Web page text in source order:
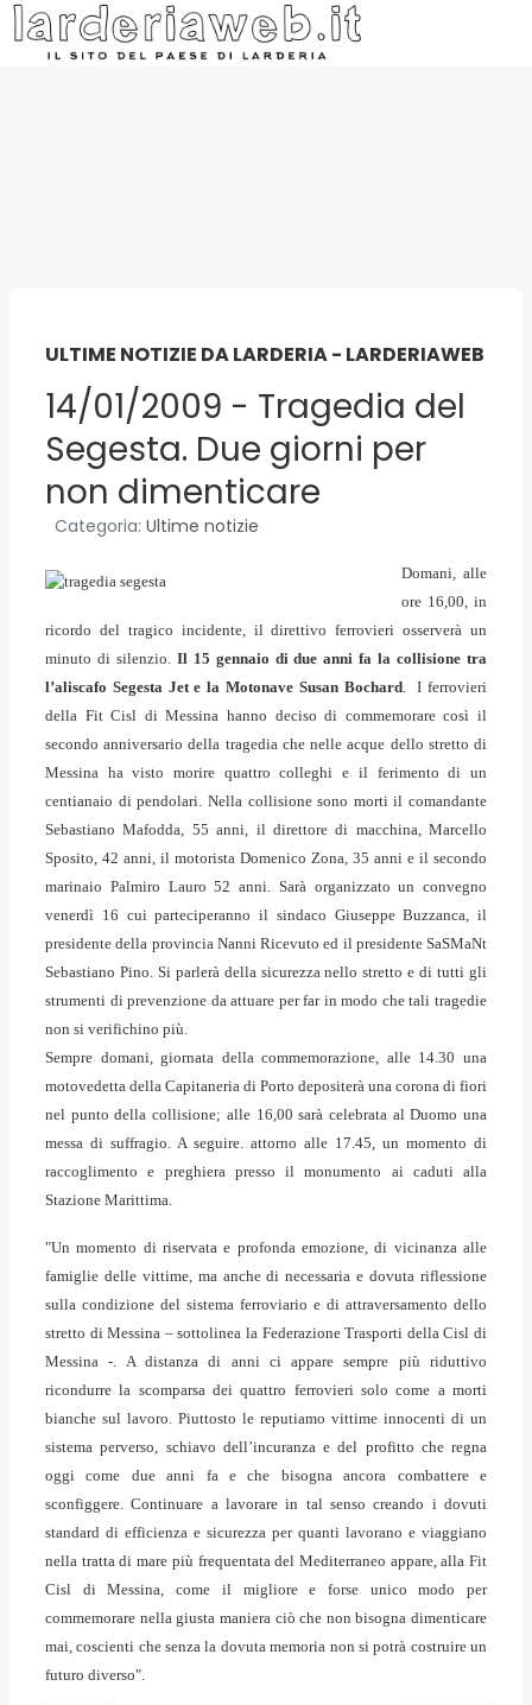
ULTIME NOTIZIE DA LARDERIA - LARDERIAWEB
14/01/2009 - Tragedia del
Segesta. Due giorni per
non dimenticare
Categoria: Ultime notizie
Domani, alle
ore 16,00, in
ricordo del tragico incidente, il direttivo ferrovieri osserverà un
minuto di silenzio. Il 15 gennaio di due anni fa la collisione tra
l’aliscafo Segesta Jet e la Motonave Susan Bochard. I ferrovieri
della Fit Cisl di Messina hanno deciso di commemorare così il
secondo anniversario della tragedia che nelle acque dello stretto di
Messina ha visto morire quattro colleghi e il ferimento di un
centianaio di pendolari. Nella collisione sono morti il comandante
Sebastiano Mafodda, 55 anni, il direttore di macchina, Marcello
Sposito, 42 anni, il motorista Domenico Zona, 35 anni e il secondo
marinaio Palmiro Lauro 52 anni. Sarà organizzato un convegno
venerdì 16 cui parteciperanno il sindaco Giuseppe Buzzanca, il
presidente della provincia Nanni Ricevuto ed il presidente SaSMaNt
Sebastiano Pino. Si parlerà della sicurezza nello stretto e di tutti gli
strumenti di prevenzione da attuare per far in modo che tali tragedie
non si verifichino più.
Sempre domani, giornata della commemorazione, alle 14.30 una
motovedetta della Capitaneria di Porto depositerà una corona di fiori
nel punto della collisione; alle 16,00 sarà celebrata al Duomo una
messa di suffragio. A seguire. attorno alle 17.45, un momento di
raccoglimento e preghiera presso il monumento ai caduti alla
Stazione Marittima.
"Un momento di riservata e profonda emozione, di vicinanza alle
famiglie delle vittime, ma anche di necessaria e dovuta riflessione
sulla condizione del sistema ferroviario e di attraversamento dello
stretto di Messina – sottolinea la Federazione Trasporti della Cisl di
Messina -. A distanza di anni ci appare sempre più riduttivo
ricondurre la scomparsa dei quattro ferrovieri solo come a morti
bianche sul lavoro. Piuttosto le reputiamo vittime innocenti di un
sistema perverso, schiavo dell’incuranza e del profitto che regna
oggi come due anni fa e che bisogna ancora combattere e
sconfiggere. Continuare a lavorare in tal senso creando i dovuti
standard di efficienza e sicurezza per quanti lavorano e viaggiano
nella tratta di mare più frequentata del Mediterraneo appare, alla Fit
Cisl di Messina, come il migliore e forse unico modo per
commemorare nella giusta maniera ciò che non bisogna dimenticare
mai, coscienti che senza la dovuta memoria non si potrà costruire un
futuro diverso".